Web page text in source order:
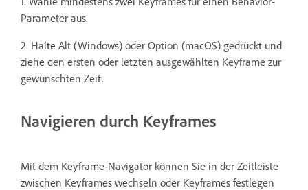
Parameter aus.
2. Halte Alt (Windows) oder Option (macOS) gedrückt und
ziehe den ersten oder letzten ausgewählten Keyframe zur
gewünschten Zeit.
Navigieren durch Keyframes
Mit dem Keyframe-Navigator können Sie in der Zeitleiste
zwischen Keyframes wechseln oder Keyframes festlegen